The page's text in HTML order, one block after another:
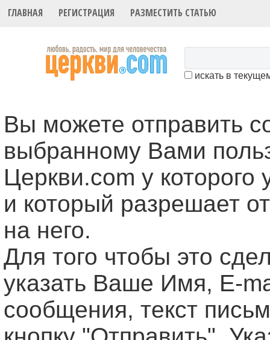
ГЛАВНАЯ РЕГИСТРАЦИЯ РАЗМЕСТИТЬ СТАТЬЮ
искать в
Вы можете отправить
выбранному Вами
Церкви.com у которого
и который разрешает
на него.
Для того чтобы это
указать Ваше Имя, Е-
сообщения, текст